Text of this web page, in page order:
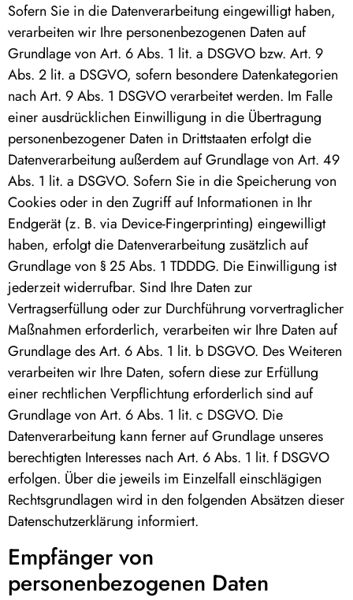
Sofern Sie in die Datenverarbeitung eingewilligt haben,
verarbeiten wir Ihre personenbezogenen Daten auf
Grundlage von Art. 6 Abs. 1 lit. a DSGVO bzw. Art. 9
Abs. 2 lit. a DSGVO, sofern besondere Datenkategorien
nach Art. 9 Abs. 1 DSGVO verarbeitet werden. Im Falle
einer ausdrücklichen Einwilligung in die Übertragung
personenbezogener Daten in Drittstaaten erfolgt die
Datenverarbeitung außerdem auf Grundlage von Art. 49
Abs. 1 lit. a DSGVO. Sofern Sie in die Speicherung von
Cookies oder in den Zugriff auf Informationen in Ihr
Endgerät (z. B. via Device-Fingerprinting) eingewilligt
haben, erfolgt die Datenverarbeitung zusätzlich auf
Grundlage von § 25 Abs. 1 TDDDG. Die Einwilligung ist
jederzeit widerrufbar. Sind Ihre Daten zur
Vertragserfüllung oder zur Durchführung vorvertraglicher
Maßnahmen erforderlich, verarbeiten wir Ihre Daten auf
Grundlage des Art. 6 Abs. 1 lit. b DSGVO. Des Weiteren
verarbeiten wir Ihre Daten, sofern diese zur Erfüllung
einer rechtlichen Verpflichtung erforderlich sind auf
Grundlage von Art. 6 Abs. 1 lit. c DSGVO. Die
Datenverarbeitung kann ferner auf Grundlage unseres
berechtigten Interesses nach Art. 6 Abs. 1 lit. f DSGVO
erfolgen. Über die jeweils im Einzelfall einschlägigen
Rechtsgrundlagen wird in den folgenden Absätzen dieser
Datenschutzerklärung informiert.
Empfänger von
personenbezogenen Daten